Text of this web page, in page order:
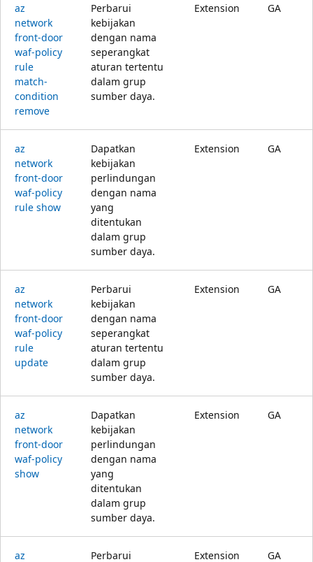
az
network
front-door
waf-policy
rule
match-
condition
remove
Perbarui
kebijakan
dengan nama
seperangkat
aturan tertentu
dalam grup
sumber daya.
Extension GA
az
network
front-door
waf-policy
rule show
Dapatkan
kebijakan
perlindungan
dengan nama
yang
ditentukan
dalam grup
sumber daya.
Extension GA
az
network
front-door
waf-policy
rule
update
Perbarui
kebijakan
dengan nama
seperangkat
aturan tertentu
dalam grup
sumber daya.
Extension GA
az
network
front-door
waf-policy
show
Dapatkan
kebijakan
perlindungan
dengan nama
yang
ditentukan
dalam grup
sumber daya.
Extension GA
az Perbarui Extension GA